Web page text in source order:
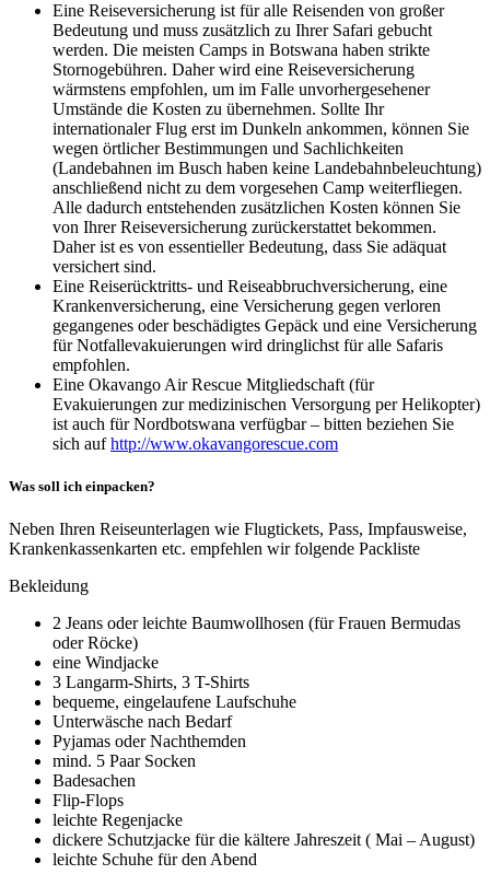
Eine Reiseversicherung ist für alle Reisenden von großer
Bedeutung und muss zusätzlich zu Ihrer Safari gebucht
werden. Die meisten Camps in Botswana haben strikte
Stornogebühren. Daher wird eine Reiseversicherung
wärmstens empfohlen, um im Falle unvorhergesehener
Umstände die Kosten zu übernehmen. Sollte Ihr
internationaler Flug erst im Dunkeln ankommen, können Sie
wegen örtlicher Bestimmungen und Sachlichkeiten
(Landebahnen im Busch haben keine Landebahnbeleuchtung)
anschließend nicht zu dem vorgesehen Camp weiterfliegen.
Alle dadurch entstehenden zusätzlichen Kosten können Sie
von Ihrer Reiseversicherung zurückerstattet bekommen.
Daher ist es von essentieller Bedeutung, dass Sie adäquat
versichert sind.
Eine Reiserücktritts- und Reiseabbruchversicherung, eine
Krankenversicherung, eine Versicherung gegen verloren
gegangenes oder beschädigtes Gepäck und eine Versicherung
für Notfallevakuierungen wird dringlichst für alle Safaris
empfohlen.
Eine Okavango Air Rescue Mitgliedschaft (für
Evakuierungen zur medizinischen Versorgung per Helikopter)
ist auch für Nordbotswana verfügbar – bitten beziehen Sie
sich aufhttp://www.okavangorescue.com
Was soll ich einpacken?
Neben Ihren Reiseunterlagen wie Flugtickets, Pass, Impfausweise,
Krankenkassenkarten etc. empfehlen wir folgende Packliste
Bekleidung
2 Jeans oder leichte Baumwollhosen (für Frauen Bermudas
oder Röcke)
eine Windjacke
3 Langarm-Shirts, 3 T-Shirts
bequeme, eingelaufene Laufschuhe
Unterwäsche nach Bedarf
Pyjamas oder Nachthemden
mind. 5 Paar Socken
Badesachen
Flip-Flops
leichte Regenjacke
dickere Schutzjacke für die kältere Jahreszeit ( Mai – August)
leichte Schuhe für den Abend